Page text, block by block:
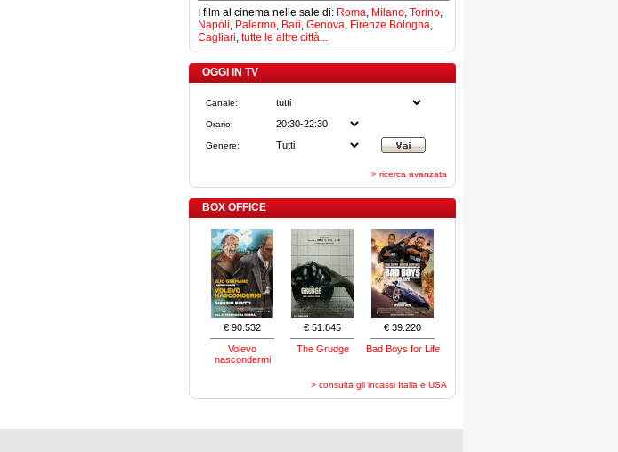
I film al cinema nelle sale di: Roma, Milano, Torino,
Napoli, Palermo, Bari, Genova, Firenze Bologna,
Cagliari, tutte le altre città...
OGGI IN TV
Canale:
Orario:
Genere:
> ricerca avanzata
BOX OFFICE
€ 90.532
Volevo
nascondermi
€ 51.845
The Grudge
€ 39.220
Bad Boys for Life
> consulta gli incassi Italia e USA